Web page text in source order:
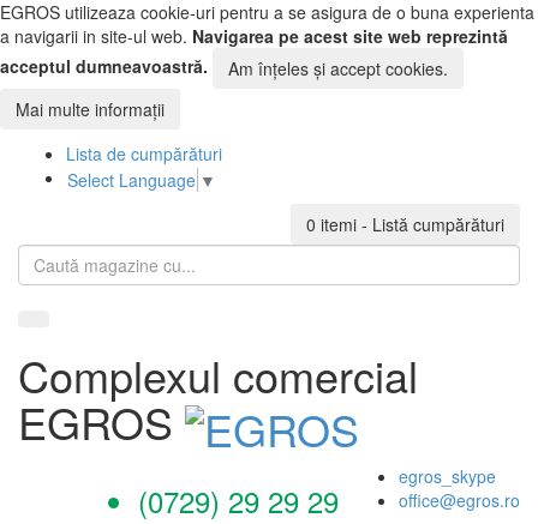
EGROS utilizeaza cookie-uri pentru a se asigura de o buna experienta
a navigarii in site-ul web. Navigarea pe acest site web reprezintă
acceptul dumneavoastră.
Am înțeles și accept cookies.
Mai multe informații
Lista de cumpărături
Select Language ▼
0 itemi - Listă cumpărături
Complexul comercial
EGROS
egros_skype
office@egros.ro
(0729) 29 29 29